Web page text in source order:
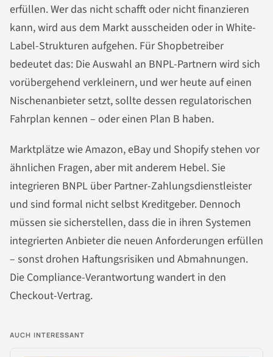
erfüllen. Wer das nicht schafft oder nicht finanzieren
kann, wird aus dem Markt ausscheiden oder in White-
Label-Strukturen aufgehen. Für Shopbetreiber
bedeutet das: Die Auswahl an BNPL-Partnern wird sich
vorübergehend verkleinern, und wer heute auf einen
Nischenanbieter setzt, sollte dessen regulatorischen
Fahrplan kennen – oder einen Plan B haben.
Marktplätze wie Amazon, eBay und Shopify stehen vor
ähnlichen Fragen, aber mit anderem Hebel. Sie
integrieren BNPL über Partner-Zahlungsdienstleister
und sind formal nicht selbst Kreditgeber. Dennoch
müssen sie sicherstellen, dass die in ihren Systemen
integrierten Anbieter die neuen Anforderungen erfüllen
– sonst drohen Haftungsrisiken und Abmahnungen.
Die Compliance-Verantwortung wandert in den
Checkout-Vertrag.
AUCH INTERESSANT